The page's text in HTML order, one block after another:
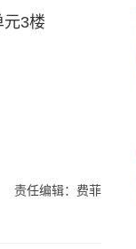
元3楼
责任编辑：费菲